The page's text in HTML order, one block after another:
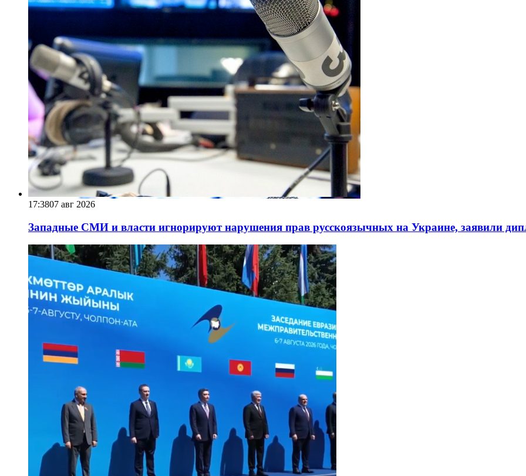
17:3807 авг 2026
Западные СМИ и власти игнорируют нарушения прав русскоязычных на Украине, заявили